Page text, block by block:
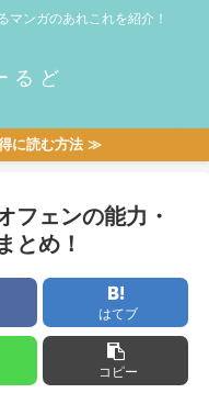
マンガのあれこれを紹介！
るど
に読む方法 ≫
フェンの能力・
とめ！
はてブ
コピー